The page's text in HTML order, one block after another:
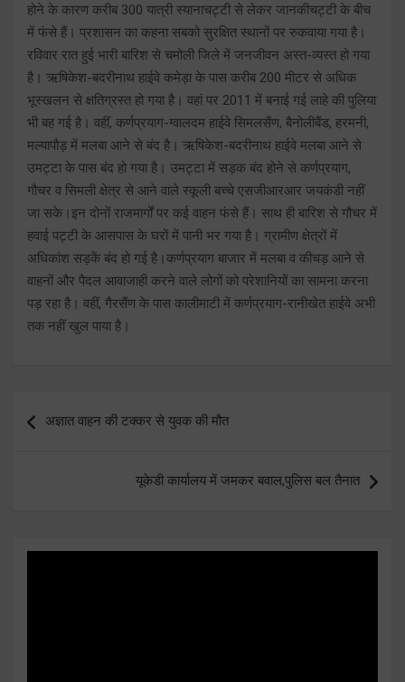
होने के कारण करीब 300 यात्री स्यानाचट्टी से लेकर जानकीचट्टी के बीच
में फंसे हैं। प्रशासन का कहना सबको सुरक्षित स्थानों पर रुकवाया गया है।
रविवार रात हुई भारी बारिश से चमोली जिले में जनजीवन अस्त-व्यस्त हो गया
है। ऋषिकेश-बदरीनाथ हाईवे कमेड़ा के पास करीब 200 मीटर से अधिक
भूस्खलन से क्षतिग्रस्त हो गया है। वहां पर 2011 में बनाई गई लाहे की पुलिया
भी बह गई है। वहीं, कर्णप्रयाग-ग्वालदम हाईवे सिमलसैंण, बैनोलीबैंड, हरमनी,
मल्यापौड़ में मलबा आने से बंद है। ऋषिकेश-बदरीनाथ हाईवे मलबा आने से
उमट्टा के पास बंद हो गया है। उमट्टा में सड़क बंद होने से कर्णप्रयाग,
गौचर व सिमली क्षेत्र से आने वाले स्कूली बच्चे एसजीआरआर जयकंडी नहीं
जा सके।इन दोनों राजमार्गों पर कई वाहन फंसे हैं। साथ ही बारिश से गौचर में
हवाई पट्टी के आसपास के घरों में पानी भर गया है। ग्रामीण क्षेत्रों में
अधिकांश सड़कें बंद हो गई है।कर्णप्रयाग बाजार में मलबा व कीचड़ आने से
वाहनों और पैदल आवाजाही करने वाले लोगों को परेशानियों का सामना करना
पड़ रहा है। वहीं, गैरसैंण के पास कालीमाटी में कर्णप्रयाग-रानीखेत हाईवे अभी
तक नहीं खुल पाया है।
navigation
अज्ञात वाहन की टक्कर से युवक की मौत
यूकेडी कार्यालय में जमकर बवाल,पुलिस बल तैनात